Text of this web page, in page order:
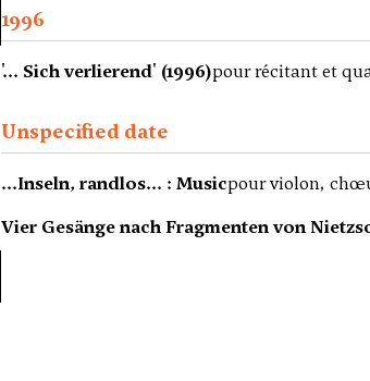
1996
'... Sich verlierend' (1996)pour récitant et
Unspecified date
...Inseln, randlos... : Musicpour violon,
Vier Gesänge nach Fragmenten von